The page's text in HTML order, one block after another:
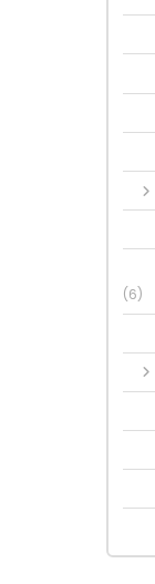
(6)